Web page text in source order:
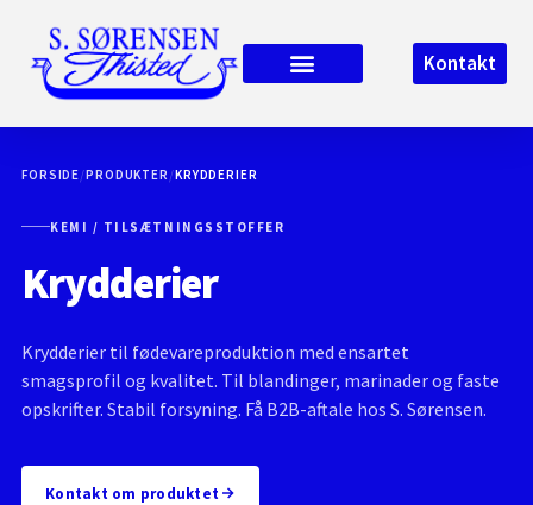
Kontakt
FORSIDE/PRODUKTER /KRYDDERIER
KEMI / TILSÆTNINGSSTOFFER
Krydderier
Krydderier til fødevareproduktion med ensartet
smagsprofil og kvalitet. Til blandinger, marinader og faste
opskrifter. Stabil forsyning. Få B2B-aftale hos S. Sørensen.
Kontakt om produktet